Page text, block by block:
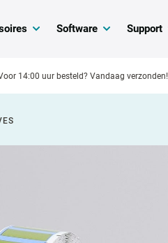
Software Support
14:00 uur besteld? Vandaag verzonden!